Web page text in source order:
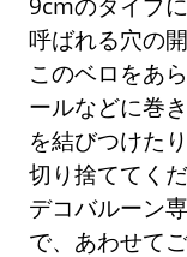
呼ばれる穴の
このベロをあ
ールなどに巻
を結びつけた
切り捨ててく
デコバルーン
で、あわせて